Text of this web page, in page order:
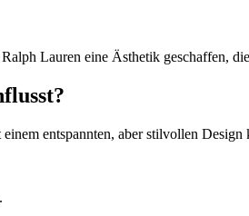
Lauren eine Ästhetik geschaffen,
entspannten, aber stilvollen